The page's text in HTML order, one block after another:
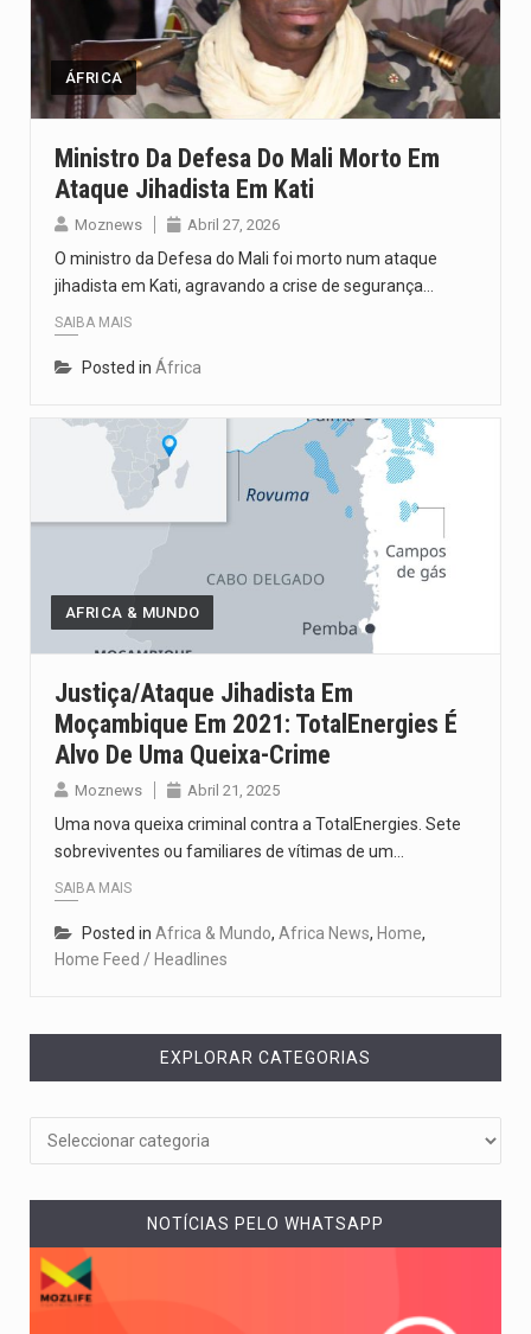
De acordo com as autoridades de saúde da Faixa de…
ÁFRICA
Ministro Da Defesa Do Mali Morto Em
Ataque Jihadista Em Kati
Moznews Abril 27, 2026
O ministro da Defesa do Mali foi morto num ataque
jihadista em Kati, agravando a crise de segurança…
SAIBA MAIS
Posted in África
AFRICA & MUNDO
Justiça/Ataque Jihadista Em
Moçambique Em 2021: TotalEnergies É
Alvo De Uma Queixa-Crime
Moznews Abril 21, 2025
Uma nova queixa criminal contra a TotalEnergies. Sete
sobreviventes ou familiares de vítimas de um…
SAIBA MAIS
Posted in Africa & Mundo, Africa News, Home,
Home Feed / Headlines
EXPLORAR CATEGORIAS
NOTÍCIAS PELO WHATSAPP